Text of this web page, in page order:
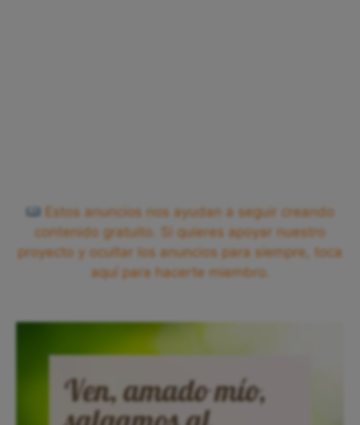
Estos anuncios nos ayudan a seguir creando
contenido gratuito. Si quieres apoyar nuestro
proyecto y ocultar los anuncios para siempre, toca
aquí para hacerte miembro.